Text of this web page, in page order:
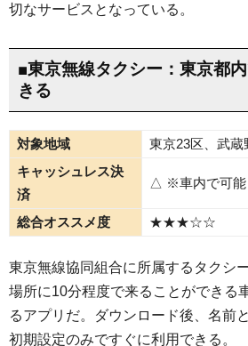
切なサービスとなっている。
■東京無線タクシー：東京都
きる
対象地域
東京23区、武蔵
キャッシュレス決
済
△ ※車内で可能
総合オススメ度 ★★★☆☆
東京無線協同組合に所属するタクシ
場所に10分程度で来ることができる
るアプリだ。ダウンロード後、名前
初期設定のみですぐに利用できる。